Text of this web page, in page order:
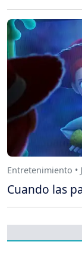
Entretenimiento •
Cuando las